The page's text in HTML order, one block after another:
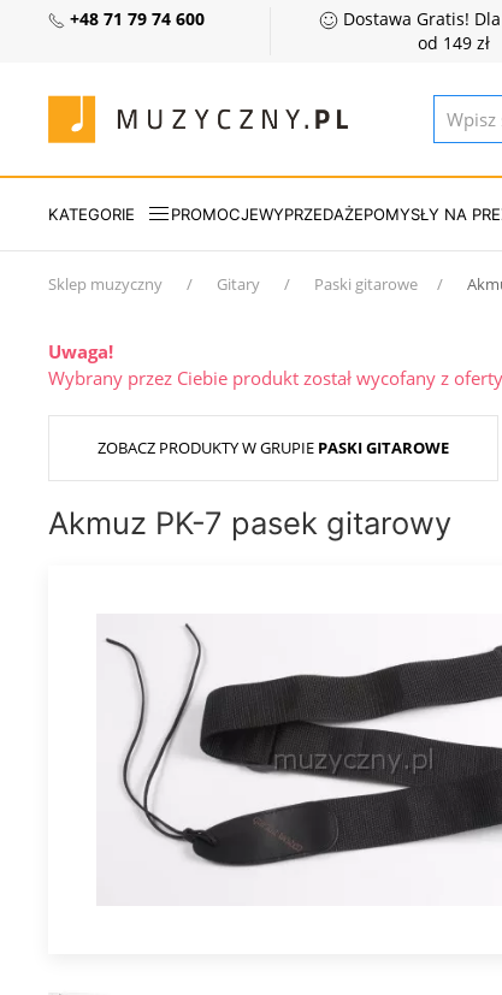
+48 71 79 74 600
Dostawa Gratis!
od 149 zł
KATEGORIE PROMOCJEWYPRZEDAŻEPOMYSŁY NA
Sklep muzyczny Gitary Paski gitarowe
Uwaga!
Wybrany przez Ciebie produkt został wycofany z
ZOBACZ PRODUKTY W GRUPIE PASKI GITAROWE
Akmuz PK-7 pasek gitarowy